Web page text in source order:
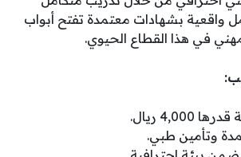
واقعية بشهادات معتمدة تفتح أبواب
في هذا القطاع الحيوي.
ريال.
وتأمين طبي.